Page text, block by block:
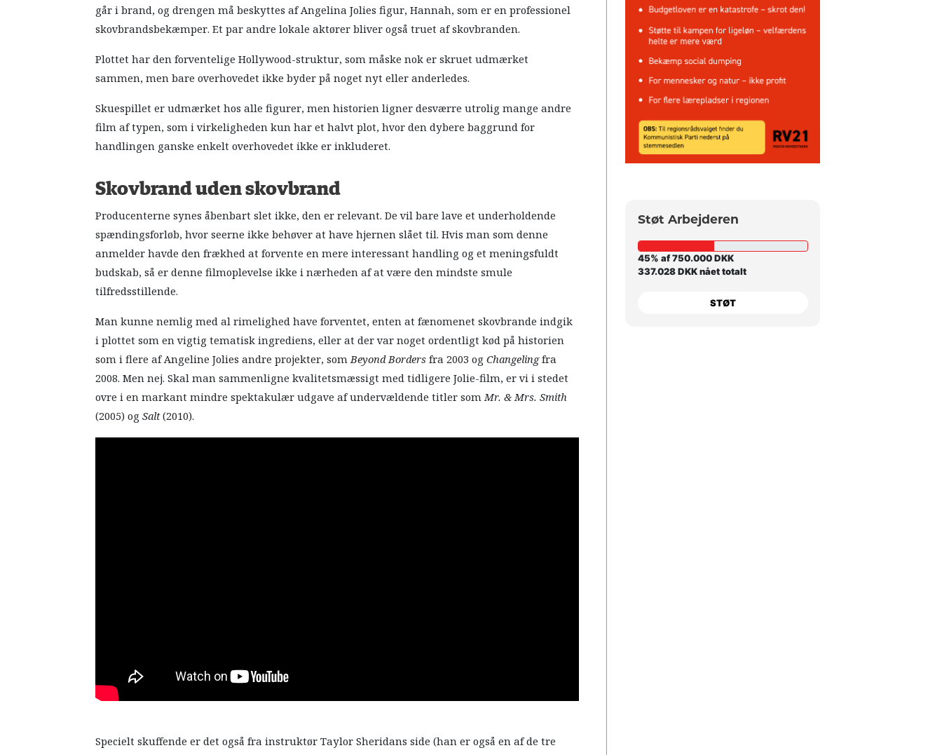
går i brand, og drengen må beskyttes af Angelina Jolies figur, Hannah, som er en professionel
skovbrandsbekæmper. Et par andre lokale aktører bliver også truet af skovbranden.
Plottet har den forventelige Hollywood-struktur, som måske nok er skruet udmærket
sammen, men bare overhovedet ikke byder på noget nyt eller anderledes.
Skuespillet er udmærket hos alle figurer, men historien ligner desværre utrolig mange andre
film af typen, som i virkeligheden kun har et halvt plot, hvor den dybere baggrund for
handlingen ganske enkelt overhovedet ikke er inkluderet.
Skovbrand uden skovbrand
Producenterne synes åbenbart slet ikke, den er relevant. De vil bare lave et underholdende
spændingsforløb, hvor seerne ikke behøver at have hjernen slået til. Hvis man som denne
anmelder havde den frækhed at forvente en mere interessant handling og et meningsfuldt
budskab, så er denne filmoplevelse ikke i nærheden af at være den mindste smule
tilfredsstillende.
Man kunne nemlig med al rimelighed have forventet, enten at fænomenet skovbrande indgik
i plottet som en vigtig tematisk ingrediens, eller at der var noget ordentligt kød på historien
som i flere af Angeline Jolies andre projekter, somBeyond Bordersfra 2003 ogChangelingfra
2008. Men nej. Skal man sammenligne kvalitetsmæssigt med tidligere Jolie-film, er vi i stedet
ovre i en markant mindre spektakulær udgave af undervældende titler somMr. & Mrs. Smith
(2005) ogSalt(2010).
Specielt skuffende er det også fra instruktør Taylor Sheridans side (han er også en af de tre
Støt Arbejderen
45% af 750.000 DKK
337.028 DKK nået totalt
STØT